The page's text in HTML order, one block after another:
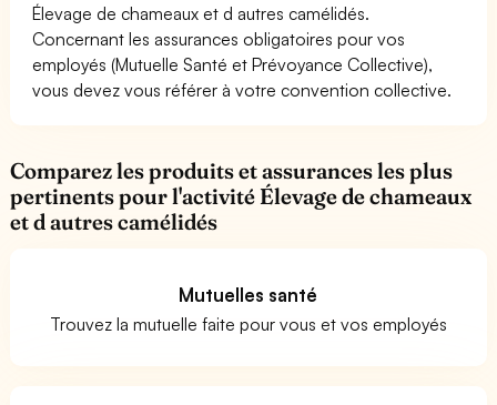
Élevage de chameaux et d autres camélidés.
Concernant les assurances obligatoires pour vos
employés (Mutuelle Santé et Prévoyance Collective),
vous devez vous référer à votre convention collective.
Comparez les produits et assurances les plus
pertinents pour l'activité Élevage de chameaux
et d autres camélidés
Mutuelles santé
Trouvez la mutuelle faite pour vous et vos employés